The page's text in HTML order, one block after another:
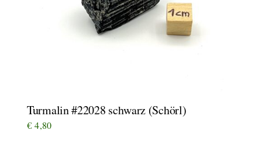
Turmalin #22028 schwarz (Schörl)
€ 4,80